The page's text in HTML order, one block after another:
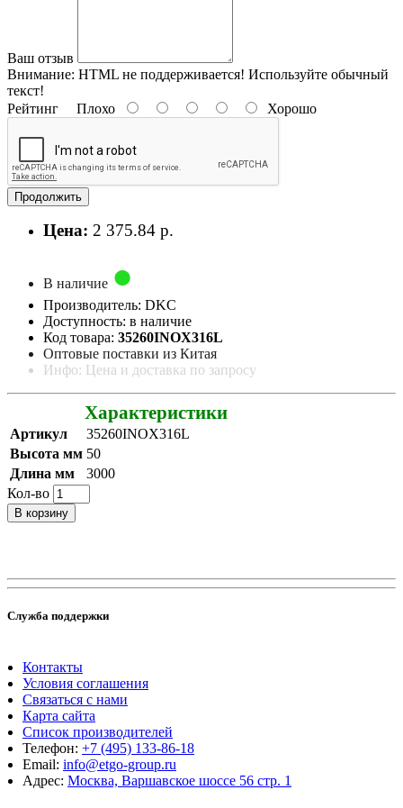
Ваш отзыв
Внимание: HTML не поддерживается! Используйте обычный
текст!
Рейтинг Плохо Хорошо
Продолжить
Цена: 2 375.84 р.
В наличие
Производитель: DKC
Доступность: в наличие
Код товара: 35260INOX316L
Оптовые поставки из Китая
Инфо: Цена и доставка по запросу
Характеристики
Артикул
35260INOX316L
Высота мм 50
Длина мм
3000
Кол-во
В корзину
Служба поддержки
Контакты
Условия соглашения
Связаться с нами
Карта сайта
Список производителей
Телефон: +7 (495) 133-86-18
Email: info@etgo-group.ru
Адрес: Москва, Варшавское шоссе 56 стр. 1